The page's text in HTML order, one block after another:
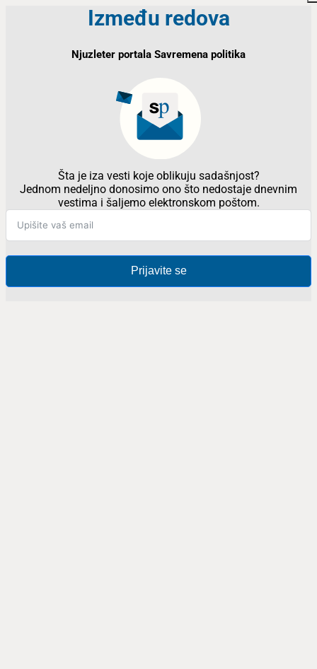
Između redova
Njuzleter portala Savremena politika
Šta je iza vesti koje oblikuju sadašnjost?
Jednom nedeljno donosimo ono što nedostaje dnevnim
vestima i šaljemo elektronskom poštom.
Prijavite se